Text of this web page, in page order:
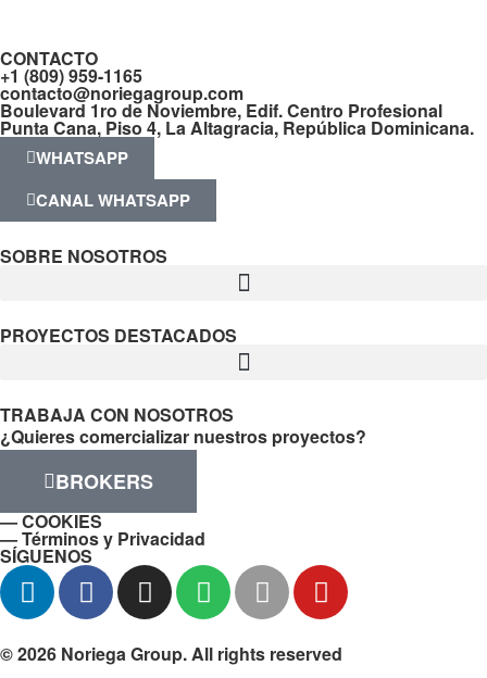
CONTACTO
+1 (809) 959-1165
contacto@noriegagroup.com
Boulevard 1ro de Noviembre, Edif. Centro Profesional
Punta Cana, Piso 4, La Altagracia, República Dominicana.
WHATSAPP
CANAL WHATSAPP
SOBRE NOSOTROS
PROYECTOS DESTACADOS
TRABAJA CON NOSOTROS
¿Quieres comercializar nuestros proyectos?
BROKERS
— COOKIES
— Términos y Privacidad
SÍGUENOS
© 2026 Noriega Group. All rights reserved